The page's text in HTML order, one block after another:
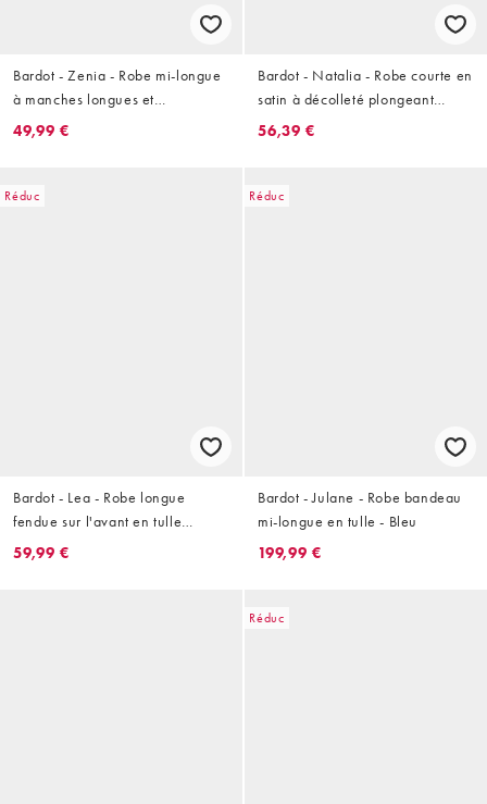
Bardot - Zenia - Robe mi-longue
à manches longues et
superposition dentelle avec
49,99 €
Bardot - Natalia - Robe courte en
satin à décolleté plongeant
bordé de dentelle avec ourlet
56,39 €
Réduc
Bardot - Lea - Robe longue
fendue sur l'avant en tulle
imprimé fleuri avec manches
59,99 €
Réduc
Bardot - Julane - Robe bandeau
mi-longue en tulle - Bleu
199,99 €
Réduc